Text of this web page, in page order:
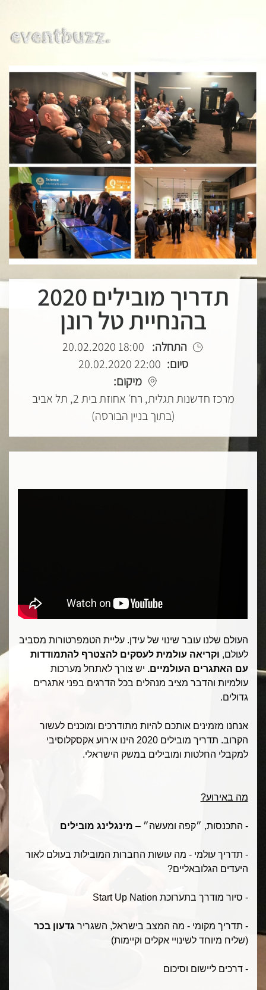
תדריך מובילים 2020
בהנחיית טל רונן
התחלה: 18:00 20.02.2020
סיום: 22:00 20.02.2020
מיקום:
מרכז חדשנות תגלית, רח׳ אחוזת בית 2, תל אביב
(בתוך בניין הבורסה)
העולם שלנו עובר שינוי של עידן. עליית הטמפרטורות מסביב
לעולם, וקריאה עולמית לעסקים להצטרף להתמודדות
עם האתגרים העולמיים. יש צורך לאתחל מערכות
עולמיות והדבר מציב מנהלים בכל הדרגים בפני אתגרים
גדולים.
אנחנו מזמינים אותכם להיות מתודרכים ומוכנים לעשור
הקרוב. תדריך מובילים 2020 הינו אירוע אקסקלוסיבי
למקבלי החלטות ומובילים במשק הישראלי.
מה באירוע?
- התכנסות, ״קפה ומעשה״ – מינגלינג מובילים
- תדריך עולמי - מה עושות החברות המובילות בעולם לאור
היעדים הגלובאליים?
- סיור מודרך בתערוכת Start Up Nation
- תדריך מקומי - מה המצב בישראל, השגריר גדעון בכר
(שליח מיוחד לשינויי אקלים וקיימות)
- דרכים ליישום וסיכום